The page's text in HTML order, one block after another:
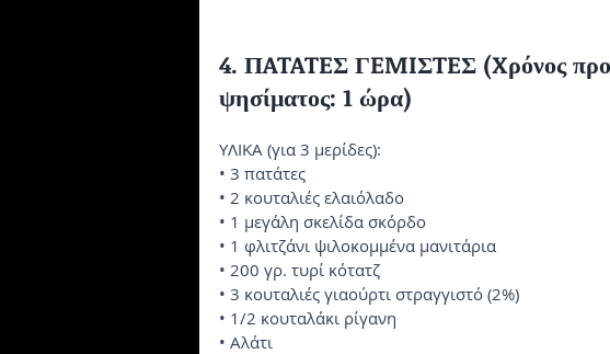
4. ΠATATEΣ ΓEMIΣTEΣ (Xρόνος
ψησίματος: 1 ώρα)
YΛIKA (για 3 μερίδες):
• 3 πατάτες
• 2 κουταλιές ελαιόλαδο
• 1 μεγάλη σκελίδα σκόρδο
• 1 φλιτζάνι ψιλοκομμένα μανιτάρια
• 200 γρ. τυρί κότατζ
• 3 κουταλιές γιαούρτι στραγγιστό (2%)
• 1/2 κουταλάκι ρίγανη
• Αλάτι